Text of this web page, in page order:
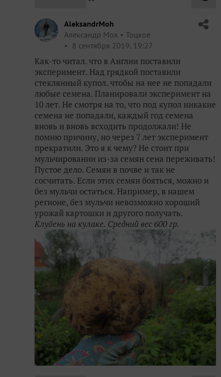
AleksandrMoh
Александр Мох
Тоцкое
8 сентября 2019, 19:27
Как-то читал. что в Англии поставили
эксперимент. Над грядкой поставили
стеклянный купол. чтобы на нее не попадали
любые семена. Планировали эксперимент на
10 лет. Не смотря на то, что под купол никакие
семена не попадали, каждый год семена
вновь и вновь всходить продолжали! Не
помню причину, но через 7 лет эксперимент
прекратили. Это я к чему? Не стоит при
мульчировании из-за семян сена переживать!
Пустое дело. Семян в почве и так не
сосчитать. Если этих семян бояться, можно и
без мульчи остаться. Например, в нашем
регионе, без мульчи невозможно хороший
урожай картошки и другого получать.
Клубень на кулаке. Средний вес 600 гр.